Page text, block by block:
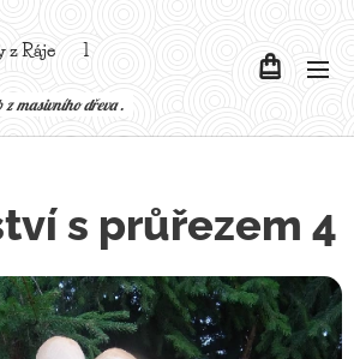
z Ráje l
z masivního dřeva .
s průřezem 4